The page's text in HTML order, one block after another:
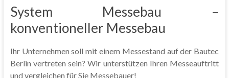
System Messebau –
konventioneller Messebau
Ihr Unternehmen soll mit einem Messestand auf der Bautec
Berlin vertreten sein? Wir unterstützen Ihren Messeauftritt
und vergleichen für Sie Messebauer!